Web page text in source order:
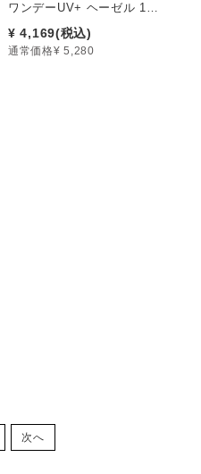
ワンデーUV+ ヘーゼル 1…
¥ 4,169(税込)
通常価格¥ 5,280
次へ